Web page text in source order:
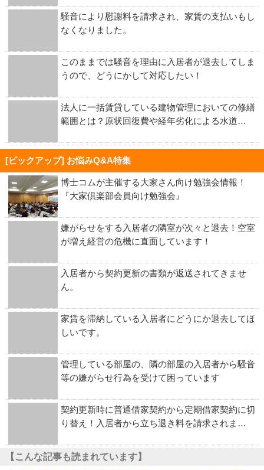
騒音により慰謝料を請求され、家賃の支払いもし
なくなりました。
このままでは騒音を理由に入居者が退去してしま
うので、どうにかして対応したい！
法人に一括賃貸している建物管理においての修繕
範囲とは？原状回復費や経年劣化による水道…
[ピックアップ] お悩みQ&A特集
博士コムが主催する大家さん向け勉強会情報！
『大家倶楽部会員向け勉強会』
嫌がらせをする入居者の隣室が次々と退去！空室
が増え経営の危機に直面しています！
入居者から契約更新の書類が返送されてきませ
ん。
家賃を滞納している入居者にどうにか退去してほ
しいです。
管理している部屋の、隣の部屋の入居者から騒音
等の嫌がらせ行為を受けて困っています
契約更新時に普通借家契約から定期借家契約に切
り替え！入居者から立ち退き料を請求されま…
【こんな記事も読まれています】